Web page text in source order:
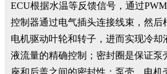
ECU根据水温等反馈信号，通过
控制器通过电气插头连接线束，然后
电机驱动叶轮和转子，进而实现冷却
液流量的精确控制；密封圈是保证泵
座和后盖之间的密封性；泵壳、电机